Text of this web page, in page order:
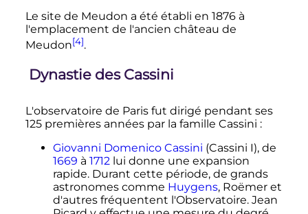
Le site de Meudon a été établi en 1876 à
l'emplacement de l'ancien château de
Meudon[4].
Dynastie des Cassini
L'observatoire de Paris fut dirigé pendant ses
125 premières années par la famille Cassini :
Giovanni Domenico Cassini (Cassini I), de
1669 à 1712lui donne une expansion
rapide. Durant cette période, de grands
astronomes comme Huygens, Roëmer et
d'autres fréquentent l'Observatoire. Jean